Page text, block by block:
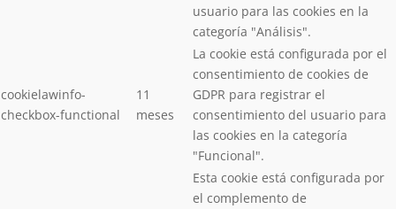
usuario para las cookies en la
categoría "Análisis".
cookielawinfo-
checkbox-functional
11
meses
La cookie está configurada por el
consentimiento de cookies de
GDPR para registrar el
consentimiento del usuario para
las cookies en la categoría
"Funcional".
Esta cookie está configurada por
el complemento de